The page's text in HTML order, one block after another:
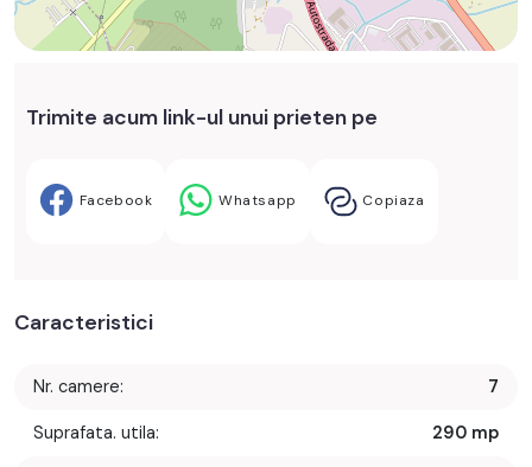
Trimite acum link-ul unui prieten pe
Facebook Whatsapp Copiaza
Caracteristici
Nr. camere: 7
Suprafata. utila: 290 mp